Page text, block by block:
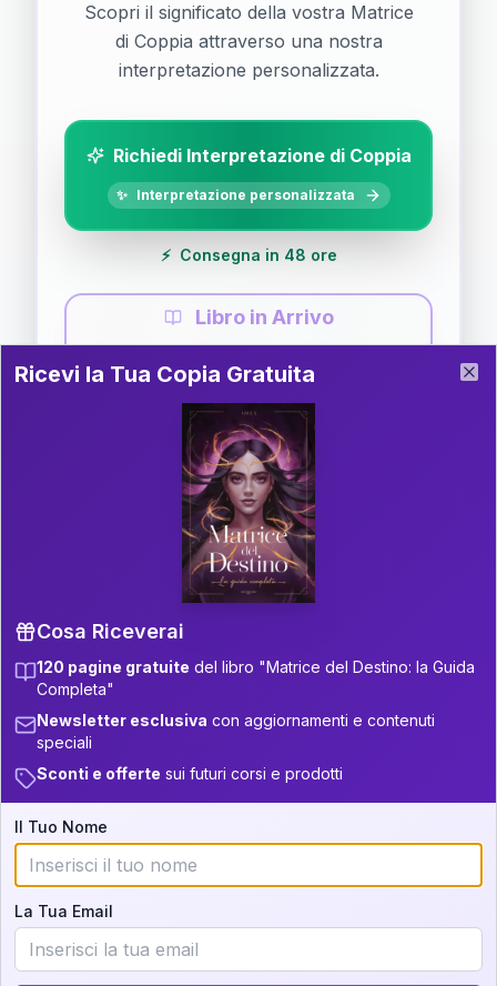
Scopri il significato della vostra Matrice
di Coppia attraverso una nostra
interpretazione personalizzata.
Richiedi Interpretazione di Coppia
✨ Interpretazione personalizzata
⚡ Consegna in 48 ore
Libro in Arrivo
Guida completa di Coppia
Il libro è in fase di scrittura. Iscriviti alla newsletter
per ricevere aggiornamenti!
P.S. Interpretazione parziale
gratuita
Scorri più in basso per vedere
un'interpretazione parziale gratuita della tua
Iscriviti alla newsletter per ricevere
aggiornamenti quando sarà disponibile.
Cosa scoprirete nella vostra
interpretazione:
💕 Come rafforzare la vostra unione
Ricevi la Tua Copia Gratuita del Libro
Ricevi la Tua Copia Gratuita
Cosa Riceverai
120 pagine gratuite del libro "Matrice del Destino: la Guida
Completa"
Newsletter esclusiva con aggiornamenti e contenuti
speciali
Sconti e offerte sui futuri corsi e prodotti
Il Tuo Nome
La Tua Email